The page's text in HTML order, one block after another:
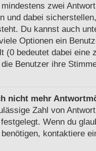
zwei
und dabei
Du kannst auch
Optionen ein
(0 bedeutet dabei eine
Benutzer ihre
nicht mehr
Zahl von
Wenn du
kontaktiere